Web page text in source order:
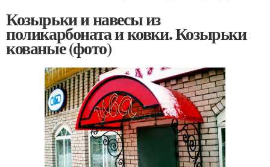
Козырьки и навесы из
поликарбоната и ковки. Козырьки
кованые (фото)